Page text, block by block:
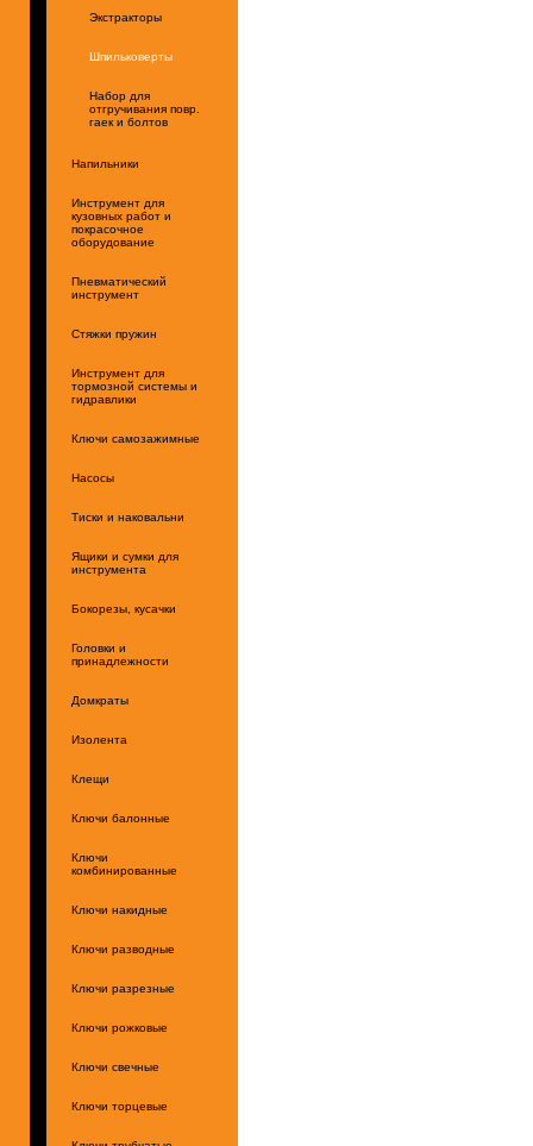
Экстракторы
Шпильковерты
Набор для
отгручивания повр.
гаек и болтов
Напильники
Инструмент для
кузовных работ и
покрасочное
оборудование
Пневматический
инструмент
Стяжки пружин
Инструмент для
тормозной системы и
гидравлики
Ключи самозажимные
Насосы
Тиски и наковальни
Ящики и сумки для
инструмента
Бокорезы, кусачки
Головки и
принадлежности
Домкраты
Изолента
Клещи
Ключи балонные
Ключи
комбинированные
Ключи накидные
Ключи разводные
Ключи разрезные
Ключи рожковые
Ключи свечные
Ключи торцевые